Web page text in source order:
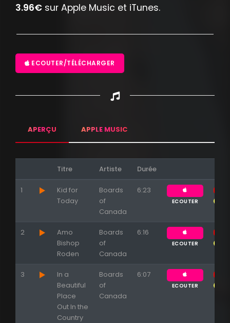
Appuyez sur ENTREE pour valider...
3.96€ sur Apple Music et iTunes.
ECOUTER/TÉLÉCHARGER
APERÇU APPLE MUSIC
Titre Artiste Durée
1
Kid for
Today
Boards
of
Canada
6:23
ECOUTER
2
Amo
Bishop
Roden
Boards
of
Canada
6:16
ECOUTER
3
In a
Beautiful
Place
Out In the
Country
Boards
of
Canada
6:07
ECOUTER